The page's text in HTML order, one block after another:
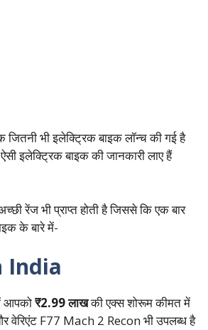
जितनी भी इलेक्ट्रिक बाइक लॉन्च की गई है
इलेक्ट्रिक बाइक की जानकारी लाए हैं
रेंज भी प्राप्त होती है जिससे कि एक बार
के बारे में-
India
आपको₹2.99 लाखकी एक्स शोरूम कीमत में
वेरिएंट F77 Mach 2 Recon भी उपलब्ध है